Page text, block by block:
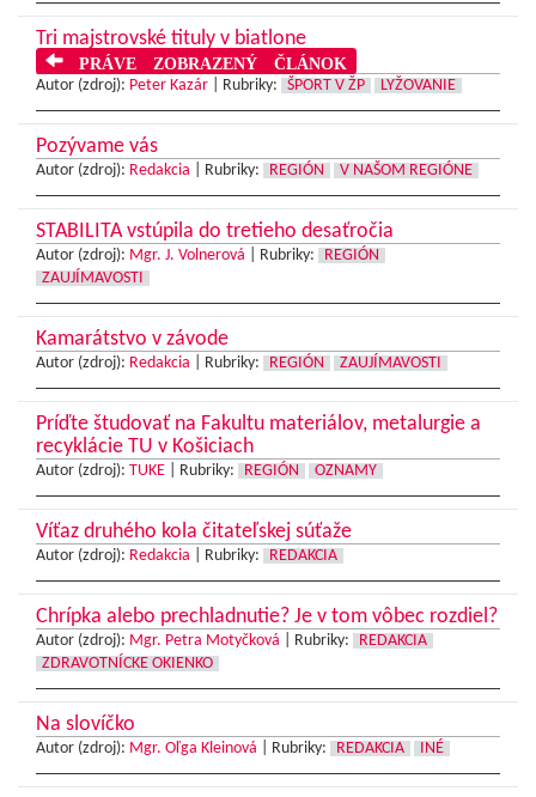
Tri majstrovské tituly v biatlone
PRÁVE ZOBRAZENÝ ČLÁNOK
Autor (zdroj): Peter Kazár Rubriky: ŠPORT V ŽP LYŽOVANIE
Pozývame vás
Autor (zdroj): Redakcia Rubriky: REGIÓN V NAŠOM REGIÓNE
STABILITA vstúpila do tretieho desaťročia
Autor (zdroj): Mgr. J. Volnerová Rubriky:
REGIÓN
ZAUJÍMAVOSTI
Kamarátstvo v závode
Autor (zdroj): Redakcia Rubriky: REGIÓN ZAUJÍMAVOSTI
Príďte študovať na Fakultu materiálov, metalurgie a
recyklácie TU v Košiciach
Autor (zdroj): TUKE Rubriky: REGIÓN OZNAMY
Víťaz druhého kola čitateľskej súťaže
Autor (zdroj): Redakcia Rubriky: REDAKCIA
Chrípka alebo prechladnutie? Je v tom vôbec rozdiel?
Autor (zdroj): Mgr. Petra Motyčková Rubriky:
REDAKCIA
ZDRAVOTNÍCKE OKIENKO
Na slovíčko
Autor (zdroj): Mgr. Oľga Kleinová Rubriky: REDAKCIA INÉ